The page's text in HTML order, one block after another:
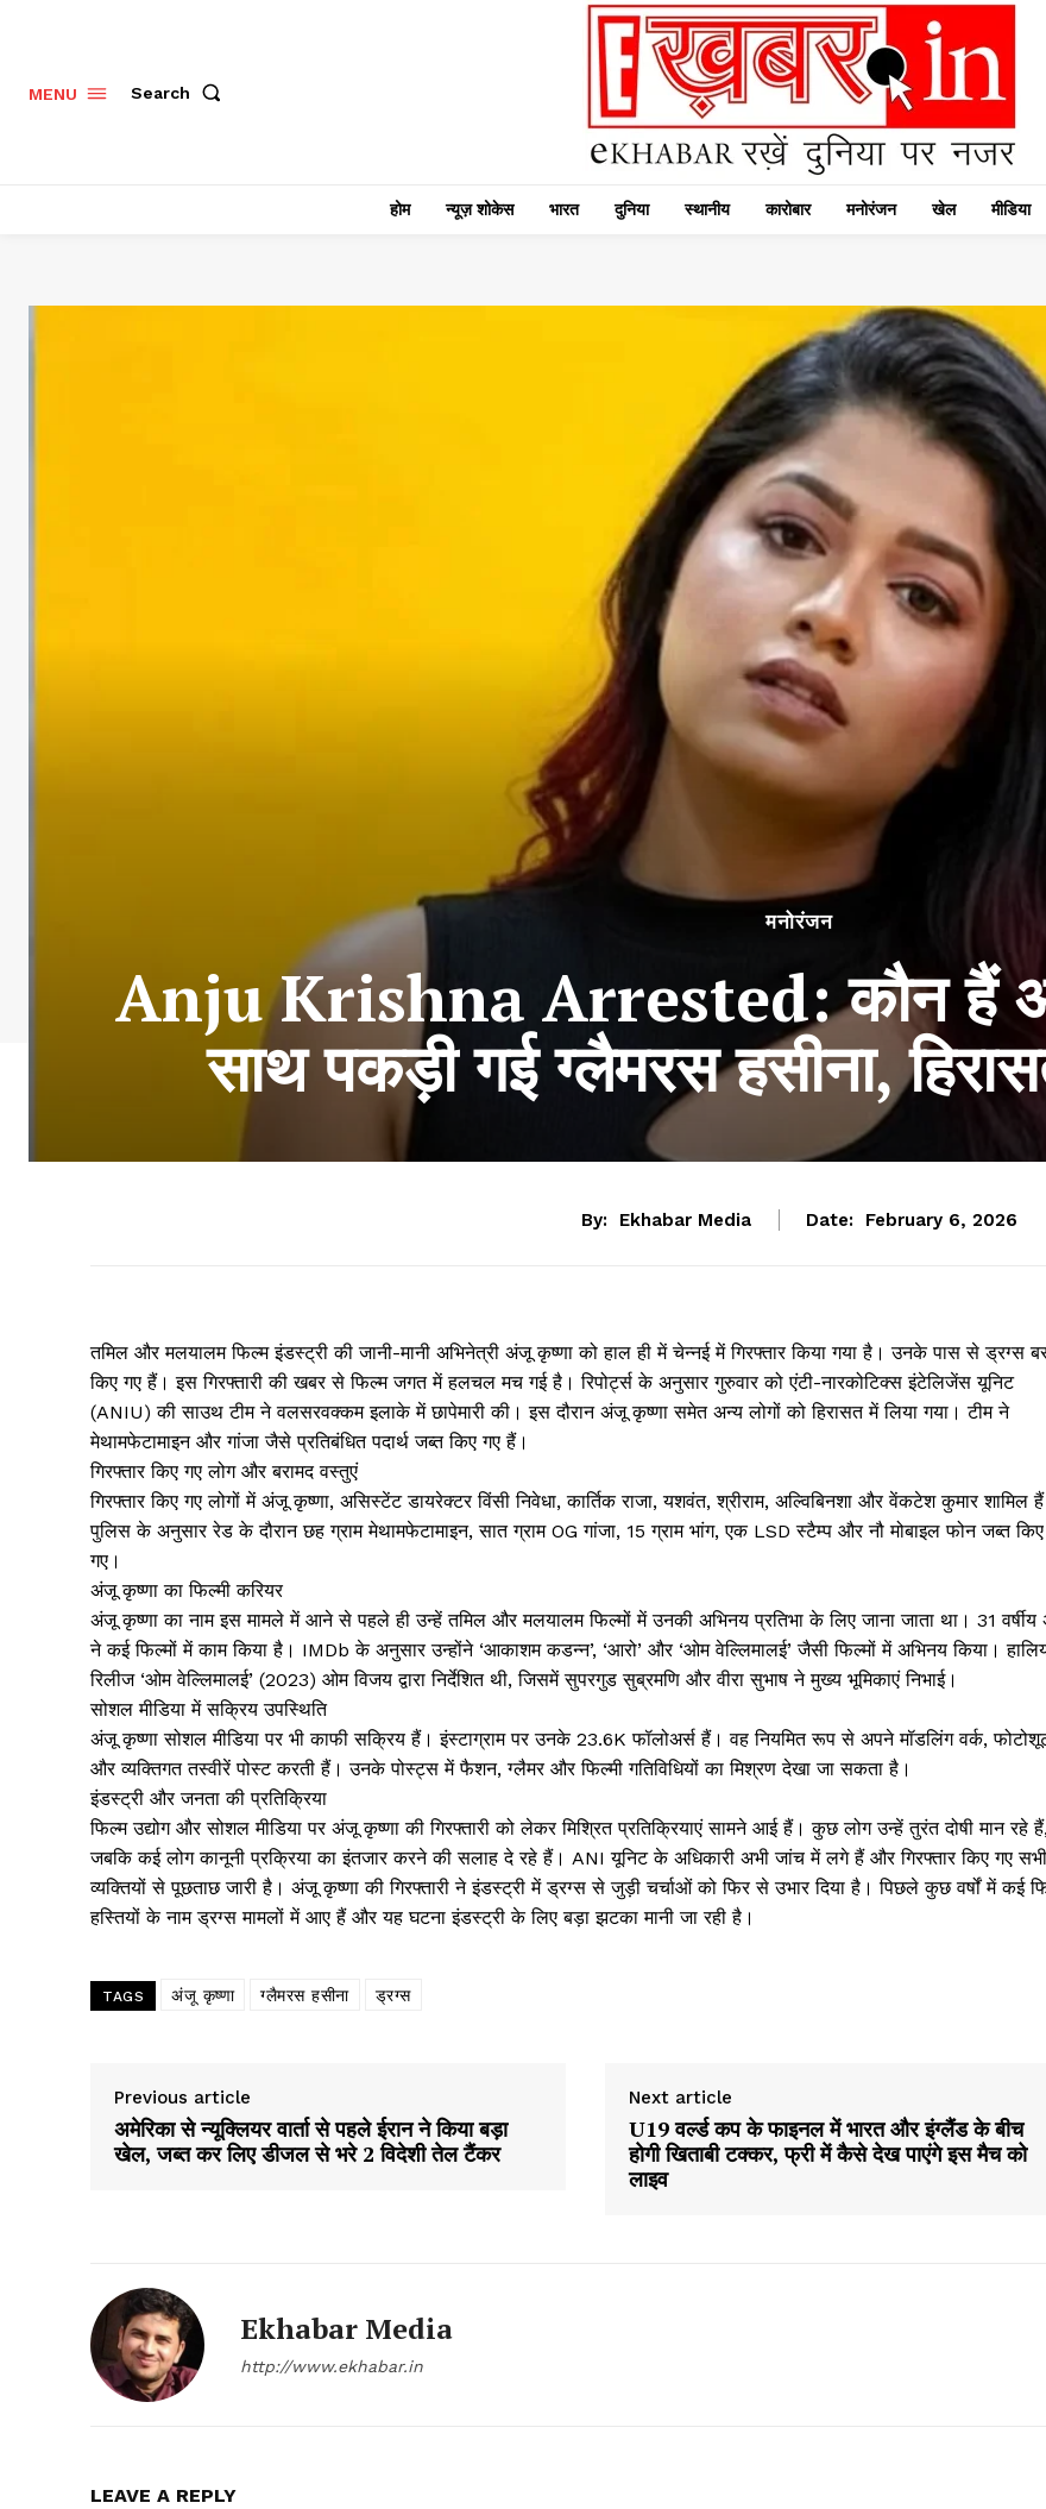
About
MENU Search
होम न्यूज़ शोकेस भारत दुनिया स्थानीय कारोबार मनोरंजन खेल मीडिया
मनोरंजन
Anju Krishna Arrested: कौन हैं
साथ पकड़ी गई ग्लैमरस हसीना,
By: Ekhabar Media Date: February 6, 2026
तमिल और मलयालम फिल्म इंडस्ट्री की जानी-मानी अभिनेत्री अंजू कृष्णा को हाल ही में चेन्नई में गिरफ्तार किया गया है। उनके पास से ड्रग्स
किए गए हैं। इस गिरफ्तारी की खबर से फिल्म जगत में हलचल मच गई है। रिपोर्ट्स के अनुसार गुरुवार को एंटी-नारकोटिक्स इंटेलिजेंस यूनिट
(ANIU) की साउथ टीम ने वलसरवक्कम इलाके में छापेमारी की। इस दौरान अंजू कृष्णा समेत अन्य लोगों को हिरासत में लिया गया। टीम ने
मेथामफेटामाइन और गांजा जैसे प्रतिबंधित पदार्थ जब्त किए गए हैं।
गिरफ्तार किए गए लोग और बरामद वस्तुएं
गिरफ्तार किए गए लोगों में अंजू कृष्णा, असिस्टेंट डायरेक्टर विंसी निवेधा, कार्तिक राजा, यशवंत, श्रीराम, अल्विबिनशा और वेंकटेश कुमार शामिल
पुलिस के अनुसार रेड के दौरान छह ग्राम मेथामफेटामाइन, सात ग्राम OG गांजा, 15 ग्राम भांग, एक LSD स्टैम्प और नौ मोबाइल फोन जब्त किए
गए।
अंजू कृष्णा का फिल्मी करियर
अंजू कृष्णा का नाम इस मामले में आने से पहले ही उन्हें तमिल और मलयालम फिल्मों में उनकी अभिनय प्रतिभा के लिए जाना जाता था। 31
ने कई फिल्मों में काम किया है। IMDb के अनुसार उन्होंने ‘आकाशम कडन्न’, ‘आरो’ और ‘ओम वेल्लिमालई’ जैसी फिल्मों में अभिनय किया।
रिलीज ‘ओम वेल्लिमालई’ (2023) ओम विजय द्वारा निर्देशित थी, जिसमें सुपरगुड सुब्रमणि और वीरा सुभाष ने मुख्य भूमिकाएं निभाई।
सोशल मीडिया में सक्रिय उपस्थिति
अंजू कृष्णा सोशल मीडिया पर भी काफी सक्रिय हैं। इंस्टाग्राम पर उनके 23.6K फॉलोअर्स हैं। वह नियमित रूप से अपने मॉडलिंग वर्क,
और व्यक्तिगत तस्वीरें पोस्ट करती हैं। उनके पोस्ट्स में फैशन, ग्लैमर और फिल्मी गतिविधियों का मिश्रण देखा जा सकता है।
इंडस्ट्री और जनता की प्रतिक्रिया
फिल्म उद्योग और सोशल मीडिया पर अंजू कृष्णा की गिरफ्तारी को लेकर मिश्रित प्रतिक्रियाएं सामने आई हैं। कुछ लोग उन्हें तुरंत दोषी मान रहे
जबकि कई लोग कानूनी प्रक्रिया का इंतजार करने की सलाह दे रहे हैं। ANI यूनिट के अधिकारी अभी जांच में लगे हैं और गिरफ्तार किए गए सभी
व्यक्तियों से पूछताछ जारी है। अंजू कृष्णा की गिरफ्तारी ने इंडस्ट्री में ड्रग्स से जुड़ी चर्चाओं को फिर से उभार दिया है। पिछले कुछ वर्षों में कई
हस्तियों के नाम ड्रग्स मामलों में आए हैं और यह घटना इंडस्ट्री के लिए बड़ा झटका मानी जा रही है।
TAGS अंजू कृष्णा ग्लैमरस हसीना ड्रग्स
Previous article
अमेरिका से न्यूक्लियर वार्ता से पहले ईरान ने किया बड़ा
खेल, जब्त कर लिए डीजल से भरे 2 विदेशी तेल टैंकर
Next article
U19 वर्ल्ड कप के फाइनल में भारत और इंग्लैंड के बीच
होगी खिताबी टक्कर, फ्री में कैसे देख पाएंगे इस मैच को
लाइव
Ekhabar Media
http://www.ekhabar.in
LEAVE A REPLY